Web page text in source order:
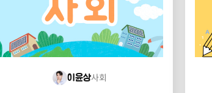
이윤상사회